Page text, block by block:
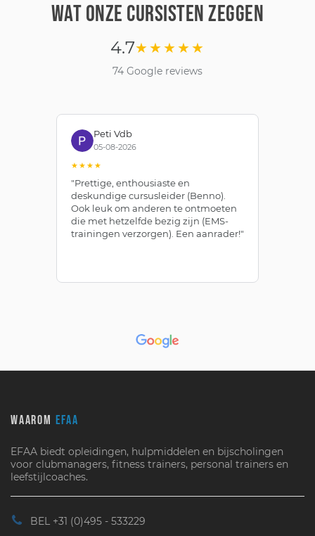
WAT ONZE CURSISTEN ZEGGEN
4.7★★★★★
74 Google reviews
Peti Vdb
05-08-2026
★★★★
"Prettige, enthousiaste en
deskundige cursusleider (Benno).
Ook leuk om anderen te ontmoeten
die met hetzelfde bezig zijn (EMS-
trainingen verzorgen). Een aanrader!"
WAAROM EFAA
EFAA biedt opleidingen, hulpmiddelen en bijscholingen
voor clubmanagers, fitness trainers, personal trainers en
leefstijlcoaches.
BEL +31 (0)495 - 533229